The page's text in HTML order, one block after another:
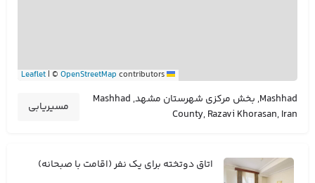
| © OpenStreetMap contributors
Mashhad, بخش مرکزی شهرستان مشهد, Mashhad
County, Razavi Khorasan, Iran
مسیریابی
اتاق دوتخته برای یک نفر (اقامت با صبحانه)